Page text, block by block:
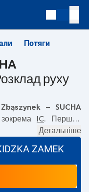
Потяги
руху
Zbąszynek – SUCHA
IC. Перший
PKP Zbąszynek.
ZAMEK вирушає о
Zbąszynek–SUCHA
потяги перевізника
Детальніше
ZAMEK